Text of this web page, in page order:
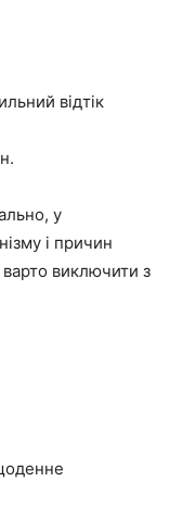
відтік
у
і причин
виключити з